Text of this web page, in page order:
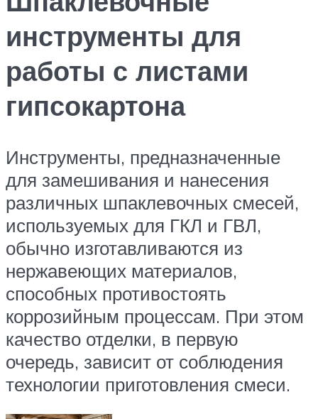
инструменты для
работы с листами
гипсокартона
Инструменты, предназначенные
для замешивания и нанесения
различных шпаклевочных смесей,
используемых для ГКЛ и ГВЛ,
обычно изготавливаются из
нержавеющих материалов,
способных противостоять
коррозийным процессам. При этом
качество отделки, в первую
очередь, зависит от соблюдения
технологии приготовления смеси.